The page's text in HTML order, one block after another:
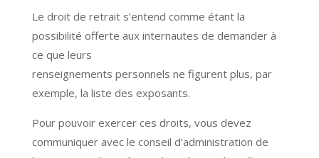
Le droit de retrait s’entend comme étant la
possibilité offerte aux internautes de demander à
ce que leurs
renseignements personnels ne figurent plus, par
exemple, la liste des exposants.
Pour pouvoir exercer ces droits, vous devez
communiquer avec le conseil d’administration de